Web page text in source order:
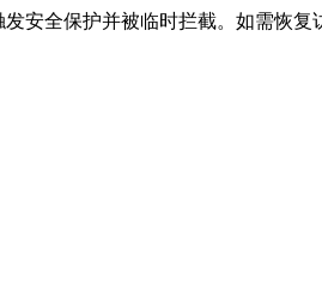
安全保护并被临时拦截。如需恢复